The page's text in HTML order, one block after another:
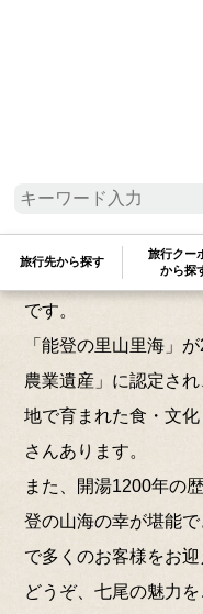
旅行先から探す
旅行クー
から探
七尾市は石川県の北
口約5万5千人（平成
です。
「能登の里山里海」
農業遺産」に認定さ
地で育まれた食・文
さんあります。
また、開湯1200年の
登の山海の幸が堪能
で多くのお客様をお迎
どうぞ、七尾の魅力